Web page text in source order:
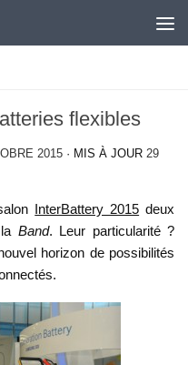
flexibles
2015 · MIS À JOUR 29
InterBattery 2015 deux
Band. Leur particularité ?
horizon de possibilités